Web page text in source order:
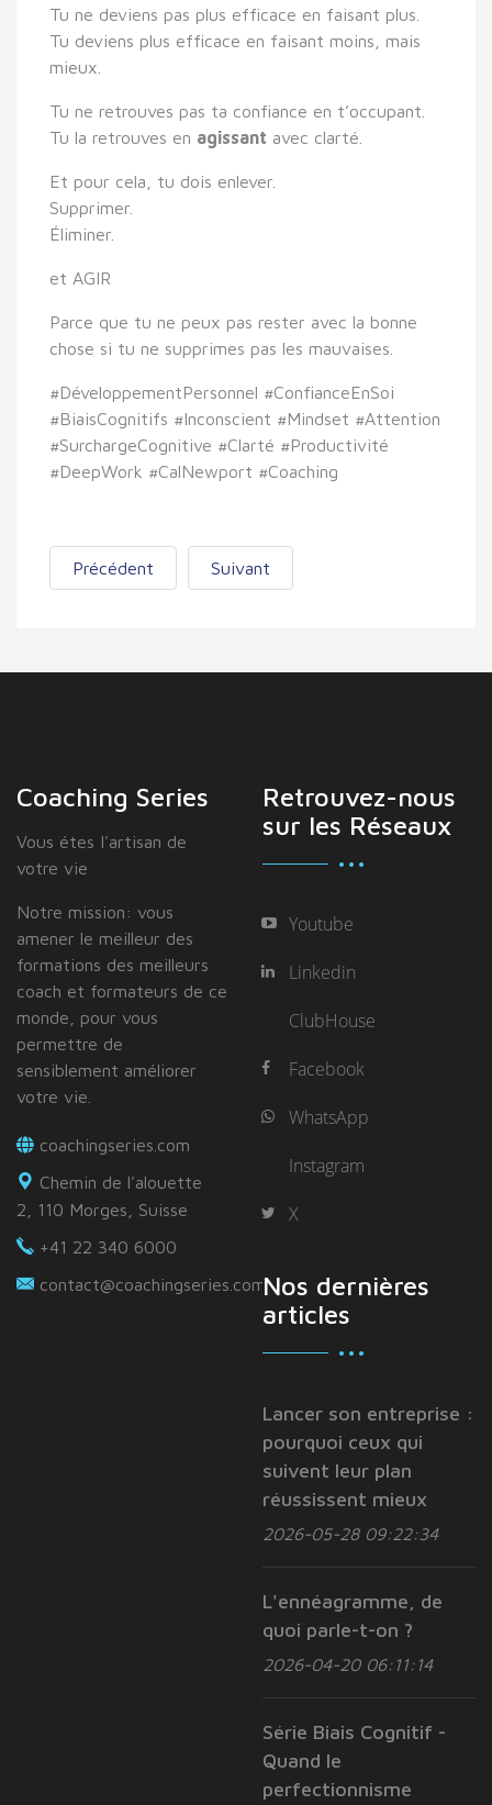
Tu ne deviens pas plus efficace en faisant plus.
Tu deviens plus efficace en faisant moins, mais
mieux
Tu ne retrouves pas ta confiance en t’occupant.
Tu la retrouves en agissant avec clarté
Et pour cela, tu dois enlever.
Supprimer.
Éliminer.
et AGIR
Parce que tu ne peux pas rester avec la bonne
chose si tu ne supprimes pas les mauvaises
#DéveloppementPersonnel #ConfianceEnSoi
#BiaisCognitifs #Inconscient #Mindset #Attention
#SurchargeCognitive #Clarté #Productivité
#DeepWork #CalNewport #Coaching
Précédent Suivant
Coaching Series
Vous étes I'artisan de
votre vie
Notre mission: vous
amener le meilleur des
formations des meilleurs
coach et formateurs de ce
monde, pour vous
permettre de
sensiblement améliorer
votre vie.
coachingseries.com
Chemin de l'alouette
2, 110 Morges, Suisse
+41 22 340 6000
contact@coachingseries.com
Retrouvez-nous
sur les Réseaux
Youtube
Linkedin
ClubHouse
Facebook
WhatsApp
Instagram
X
Nos dernières
articles
Lancer son entreprise :
pourquoi ceux qui
suivent leur plan
réussissent mieux
2026-05-28 09:22:34
L'ennéagramme, de
quoi parle-t-on ?
2026-04-20 06:11:14
Série Biais Cognitif -
Quand le
perfectionnisme